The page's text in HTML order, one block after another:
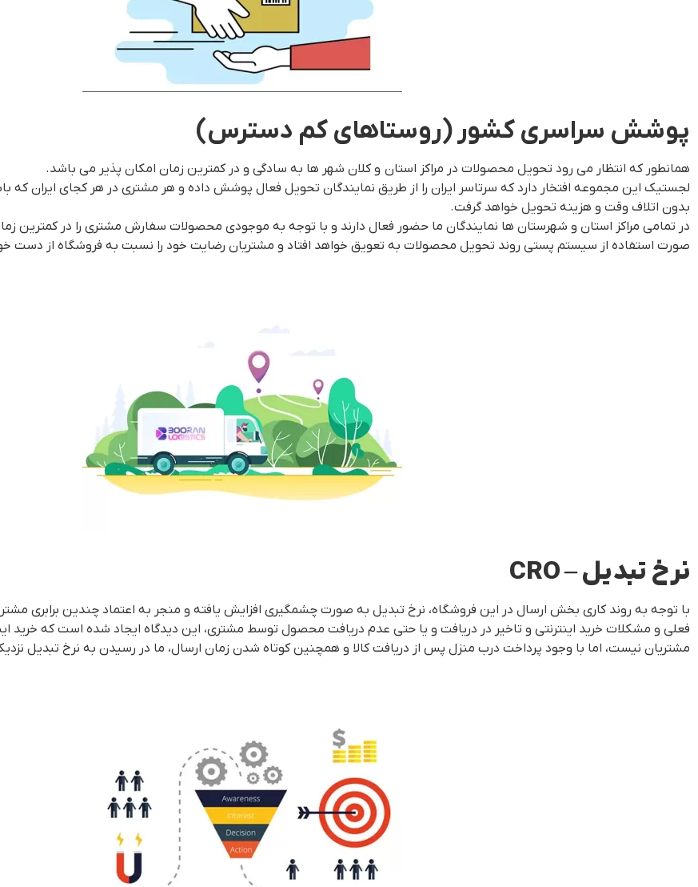
پوشش سراسری کشور (روستاهای کم دسترس)
همانطور که انتظار می رود تحویل محصولات در مراکز استان و کلان شهر ها به سادگی و در کمترین زمان امکان پذیر می باشد.
لجستیک این مجموعه افتخار دارد که سرتاسر ایران را از طریق نمایندگان تحویل فعال پوشش داده و هر مشتری در هر کجای ایران که
بدون اتلاف وقت و هزینه تحویل خواهد گرفت.
در تمامی مراکز استان و شهرستان ها نمایندگان ما حضور فعال دارند و با توجه به موجودی محصولات سفارش مشتری را در کمترین
صورت استفاده از سیستم پستی روند تحویل محصولات به تعویق خواهد افتاد و مشتریان رضایت خود را نسبت به فروشگاه از دست
نرخ تبدیل – CRO
با توجه به روند کاری بخش ارسال در این فروشگاه، نرخ تبدیل به صورت چشمگیری افزایش یافته و منجر به اعتماد چندین برابری
فعلی و مشکلات خرید اینترنتی و تاخیر در دریافت و یا حتی عدم دریافت محصول توسط مشتری، این دیدگاه ایجاد شده است که خرید
مشتریان نیست، اما با وجود پرداخت درب منزل پس از دریافت کالا و همچنین کوتاه شدن زمان ارسال، ما در رسیدن به نرخ تبدیل